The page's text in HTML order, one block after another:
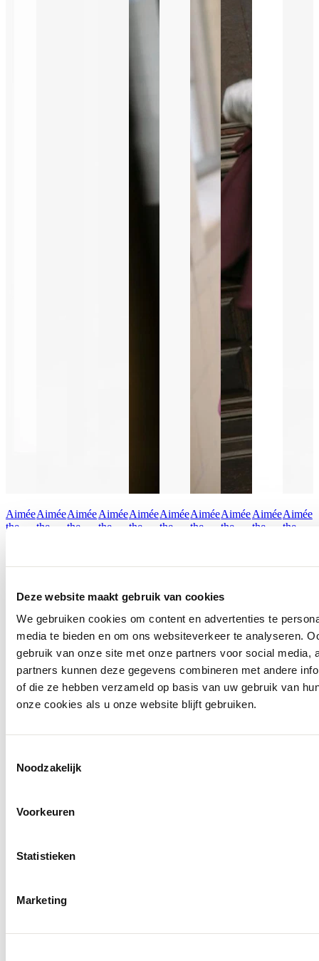
Deze website maakt gebruik van cookies
We gebruiken cookies om content en advertenties te
media te bieden en om ons websiteverkeer te analyseren.
gebruik van onze site met onze partners voor social media,
partners kunnen deze gegevens combineren met andere
of die ze hebben verzameld op basis van uw gebruik van
onze cookies als u onze website blijft gebruiken.
Noodzakelijk
Voorkeuren
Statistieken
Marketing
Aimée
the
Blouse
€ 119,95
Aimée
the
Blazer
€ 149,95
Aimée
the
Pantalon
€ 139,95
Aimée
the
Longsleeve
€ 79,95
Aimée
the
Rok
€ 119,95
Aimée
the
Blouse
€ 139,95
Aimée
the
Sweater
€ 139,95
Aimée
the
Rok
€ 119,95
Aimée
the
Pantalon
Aimée
the
Ontdek alles van Aimée the Label
Meer voor jou